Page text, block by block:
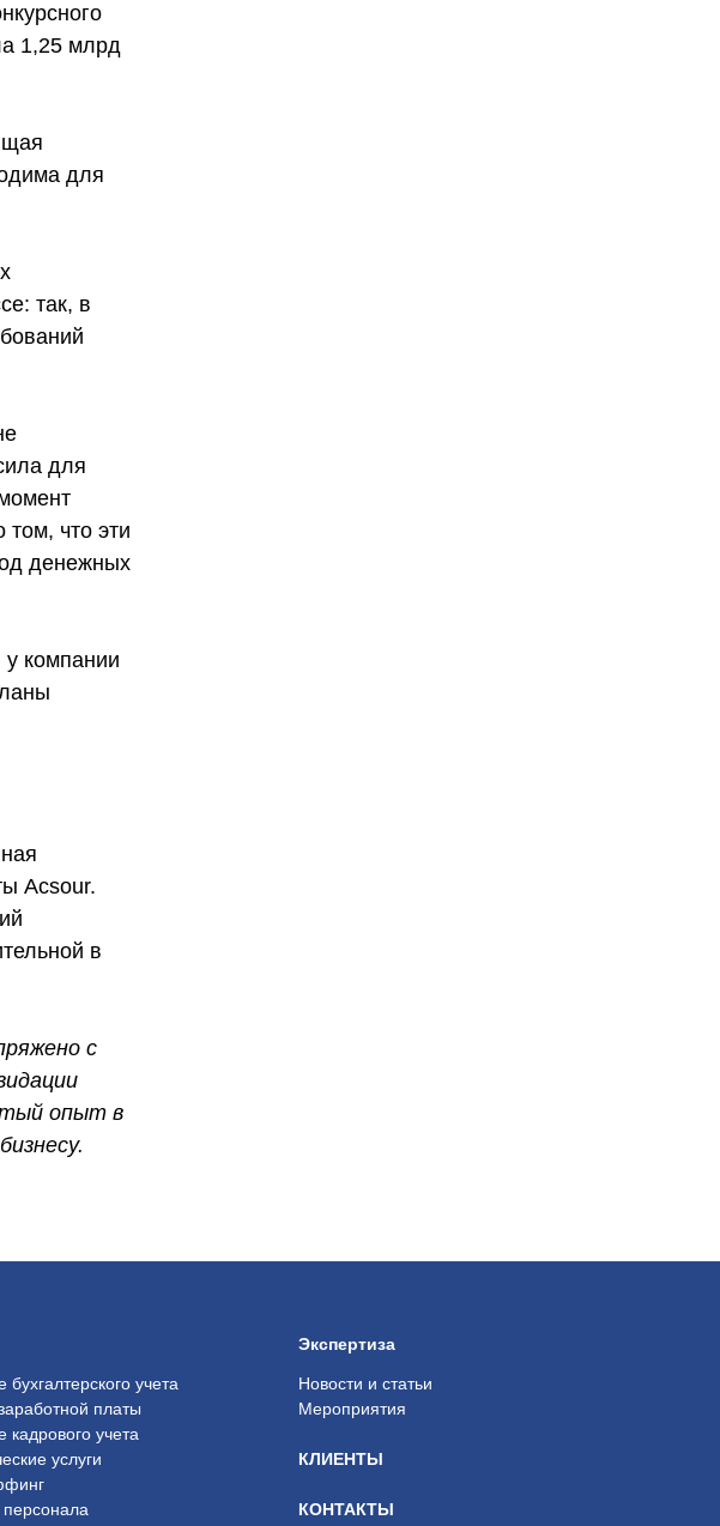
1,25 млрд
для
так, в
для
том, что эти
денежных
у компании
Acsour.
в
с
опыт в
бухгалтерского учета
платы
кадрового учета
услуги
Экспертиза
Новости и статьи
Мероприятия
КЛИЕНТЫ
КОНТАКТЫ